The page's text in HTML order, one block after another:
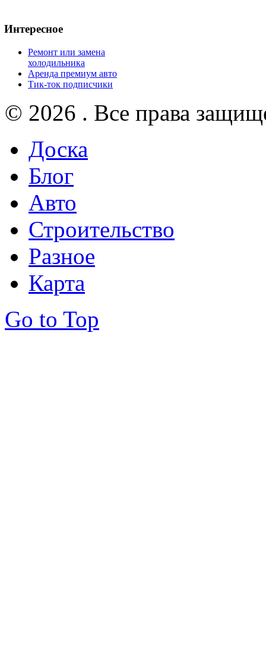
Интересное
Ремонт или замена
холодильника
Аренда премиум авто
Тик-ток подписчики
© 2026 . Все права
Доска
Блог
Авто
Строительство
Разное
Карта
Go to Top